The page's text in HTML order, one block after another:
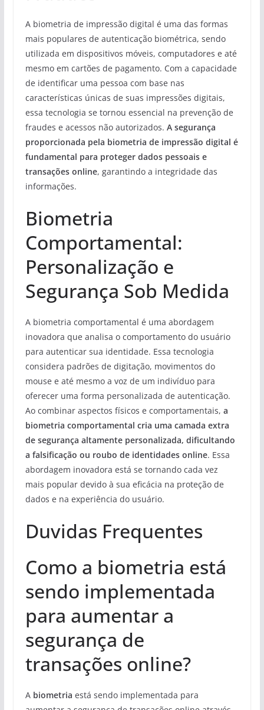
A biometria de impressão digital é uma das formas
mais populares de autenticação biométrica, sendo
utilizada em dispositivos móveis, computadores e até
mesmo em cartões de pagamento. Com a capacidade
de identificar uma pessoa com base nas
características únicas de suas impressões digitais,
essa tecnologia se tornou essencial na prevenção de
fraudes e acessos não autorizados. A segurança
proporcionada pela biometria de impressão digital é
fundamental para proteger dados pessoais e
transações online, garantindo a integridade das
informações.
Biometria
Comportamental:
Personalização e
Segurança Sob Medida
A biometria comportamental é uma abordagem
inovadora que analisa o comportamento do usuário
para autenticar sua identidade. Essa tecnologia
considera padrões de digitação, movimentos do
mouse e até mesmo a voz de um indivíduo para
oferecer uma forma personalizada de autenticação.
Ao combinar aspectos físicos e comportamentais, a
biometria comportamental cria uma camada extra
de segurança altamente personalizada, dificultando
a falsificação ou roubo de identidades online. Essa
abordagem inovadora está se tornando cada vez
mais popular devido à sua eficácia na proteção de
dados e na experiência do usuário.
Duvidas Frequentes
Como a biometria está
sendo implementada
para aumentar a
segurança de
transações online?
A biometria está sendo implementada para